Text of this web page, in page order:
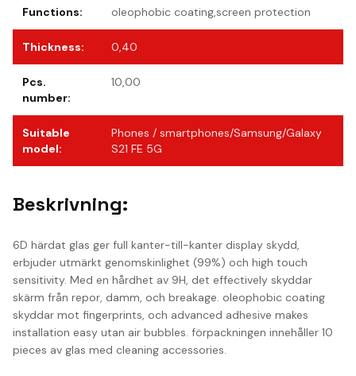
Functions: oleophobic coating,screen protection
Thickness: 0,40
Pcs.
number:
10,00
Suitable
model:
Phones / smartphones/Samsung/Galaxy
S21 FE 5G
Beskrivning:
6D härdat glas ger full kanter-till-kanter display skydd,
erbjuder utmärkt genomskinlighet (99%) och high touch
sensitivity. Med en hårdhet av 9H, det effectively skyddar
skärm från repor, damm, och breakage. oleophobic coating
skyddar mot fingerprints, och advanced adhesive makes
installation easy utan air bubbles. förpackningen innehåller 10
pieces av glas med cleaning accessories.